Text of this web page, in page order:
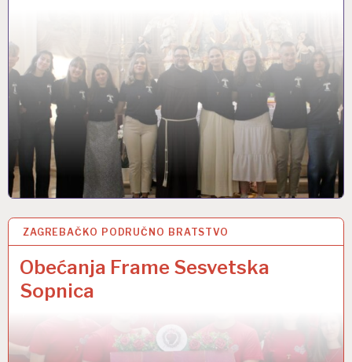
ZAGREBAČKO PODRUČNO BRATSTVO
Obećanja Frame Sesvetska
Sopnica
10 LIP 2025